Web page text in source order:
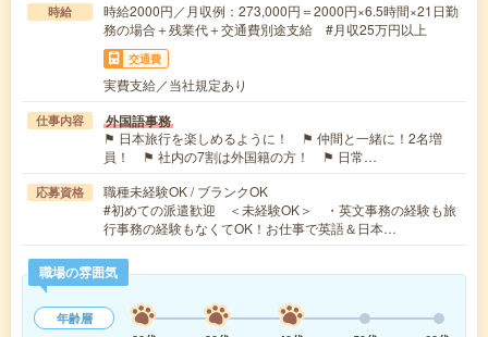
時給
時給2000円／月収例：273,000円＝2000円×6.5時間×21日勤
務の場合＋残業代＋交通費別途支給 #月収25万円以上
交通費
実費支給／当社規定あり
仕事内容 外国語事務
⚑ 日本旅行を楽しめるように！ ⚑ 仲間と一緒に！2名増
員！ ⚑ 社内の7割は外国籍の方！ ⚑ 日常…
応募資格
職種未経験OK / ブランクOK
#初めての派遣歓迎 ＜未経験OK＞ ・英文事務の経験も旅
行事務の経験もなくてOK！お仕事で英語＆日本…
職場の雰囲気
年齢層